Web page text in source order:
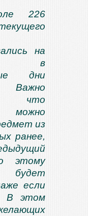
226
на
в
дни
Важно
что
можно
из
ранее,
этому
если
В этом